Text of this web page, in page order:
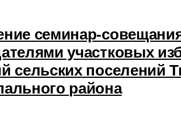
семинар-
участковых
сельских поселений
района